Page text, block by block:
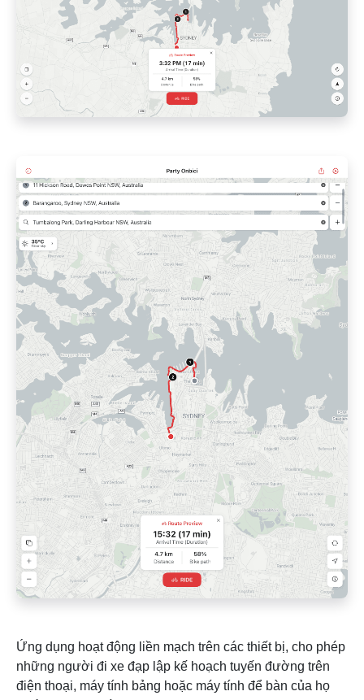
Ứng dụng hoạt động liền mạch trên các thiết bị, cho phép
những người đi xe đạp lập kế hoạch tuyến đường trên
điện thoại, máy tính bảng hoặc máy tính để bàn của họ